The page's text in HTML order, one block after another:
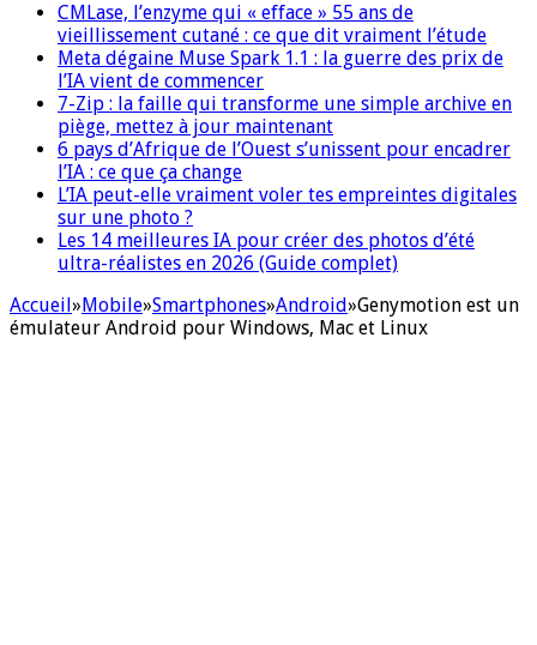
CMLase, l’enzyme qui « efface » 55 ans de
vieillissement cutané : ce que dit vraiment l’étude
Meta dégaine Muse Spark 1.1 : la guerre des prix de
l’IA vient de commencer
7-Zip : la faille qui transforme une simple archive en
piège, mettez à jour maintenant
6 pays d’Afrique de l’Ouest s’unissent pour encadrer
l’IA : ce que ça change
L’IA peut-elle vraiment voler tes empreintes digitales
sur une photo ?
Les 14 meilleures IA pour créer des photos d’été
ultra-réalistes en 2026 (Guide complet)
Accueil»Mobile»Smartphones»Android»Genymotion est un
émulateur Android pour Windows, Mac et Linux